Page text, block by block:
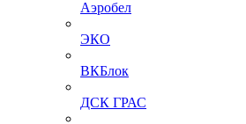
Аэробел
ЭКО
ВКБлок
ДСК ГРАС